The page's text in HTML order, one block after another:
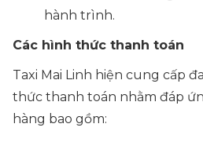
hành trình.
Các hình thức thanh toán
Taxi Mai Linh hiện cung cấp
thức thanh toán nhằm đáp
hàng bao gồm: